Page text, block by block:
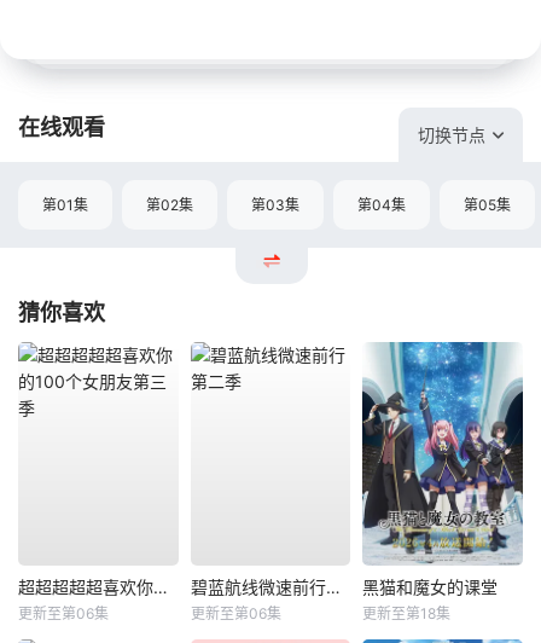
在线观看 切换节点
第01集 第02集 第03集 第04集 第05集
猜你喜欢
超超超超超喜欢你的100个女朋友第三季
更新至第06集
碧蓝航线微速前行第二季
更新至第06集
黑猫和魔女的课堂
更新至第18集